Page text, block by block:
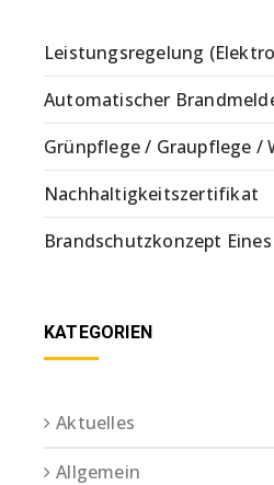
Leistungsregelung
Automatischer
Grünpflege / Graupflege /
Nachhaltigkeitszertifikat
Brandschutzkonzept
KATEGORIEN
Aktuelles
Allgemein